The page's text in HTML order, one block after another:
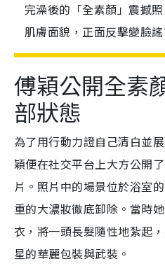
完澡後的「全素顏」震撼
肌膚面貌，正面反擊變臉謠
傅穎公開全素
部狀態
為了用行動力證自己清白並
穎便在社交平台上大方公開
片。照片中的場景位於浴室
重的大濃妝徹底卸除。當時
衣，將一頭長髮隨性地紮起
星的華麗包裝與武裝。